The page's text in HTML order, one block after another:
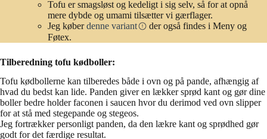
Tofu er smagsløst og kedeligt i sig selv, så for at opnå
mere dybde og umami tilsætter vi gærflager.
Jeg køberdenne variant
der også findes i Meny og
Føtex.
Tilberedning tofu kødboller:
Tofu kødbollerne kan tilberedes både i ovn og på pande, afhængig af
hvad du bedst kan lide. Panden giver en lækker sprød kant og gør dine
boller bedre holder faconen i saucen hvor du derimod ved ovn slipper
for at stå med stegepande og stegeos.
Jeg fortrækker personligt panden, da den lækre kant og sprødhed gør
godt for det færdige resultat.